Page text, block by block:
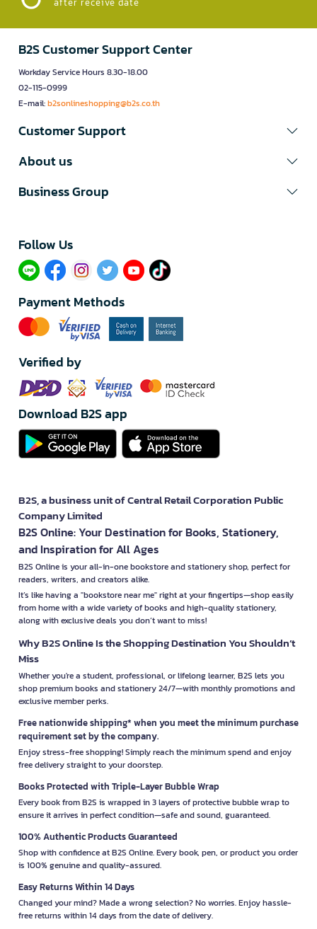
B2S Customer Support Center
Workday Service Hours 8.30-18.00
02-115-0999
E-mail:b2sonlineshopping@b2s.co.th
Customer Support
About us
Business Group
Follow Us​
Payment Methods
Verified by
Download B2S app
B2S, a business unit of Central Retail Corporation Public
Company Limited
B2S Online: Your Destination for Books, Stationery,
and Inspiration for All Ages
B2S Online is your all-in-one bookstore and stationery shop, perfect for
readers, writers, and creators alike.
It’s like having a "bookstore near me" right at your fingertips—shop easily
from home with a wide variety of books and high-quality stationery,
along with exclusive deals you don’t want to miss!
Why B2S Online Is the Shopping Destination You Shouldn’t
Miss
Whether you're a student, professional, or lifelong learner, B2S lets you
shop premium books and stationery 24/7—with monthly promotions and
exclusive member perks.
Free nationwide shipping* when you meet the minimum purchase
requirement set by the company.
Enjoy stress-free shopping! Simply reach the minimum spend and enjoy
free delivery straight to your doorstep.
Books Protected with Triple-Layer Bubble Wrap
Every book from B2S is wrapped in 3 layers of protective bubble wrap to
ensure it arrives in perfect condition—safe and sound, guaranteed.
100% Authentic Products Guaranteed
Shop with confidence at B2S Online. Every book, pen, or product you order
is 100% genuine and quality-assured.
Easy Returns Within 14 Days
Changed your mind? Made a wrong selection? No worries. Enjoy hassle-
free returns within 14 days from the date of delivery.